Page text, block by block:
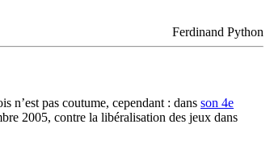
Ferdinand Python
n’est pas coutume, cependant : dans son 4e
2005, contre la libéralisation des jeux dans